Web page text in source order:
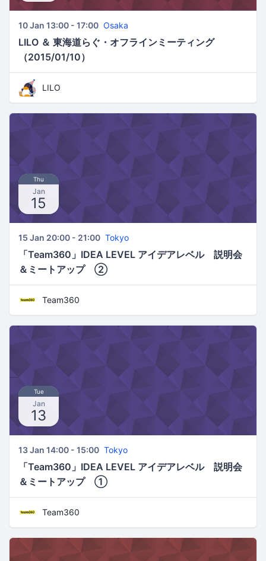
10 Jan 13:00 - 17:00 Osaka
LILO ＆ 東海道らぐ・オフラインミーティング
（2015/01/10）
LILO
Thu
Jan
15
15 Jan 20:00 - 21:00 Tokyo
「Team360」IDEA LEVEL アイデアレベル 説明会
＆ミートアップ ②
Team360
Tue
Jan
13
13 Jan 14:00 - 15:00 Tokyo
「Team360」IDEA LEVEL アイデアレベル 説明会
＆ミートアップ ①
Team360